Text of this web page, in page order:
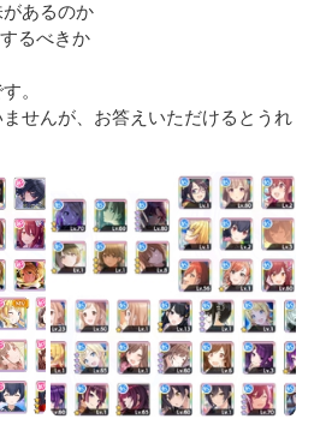
あるのか
るべきか
。
せんが、お答えいただけるとうれ